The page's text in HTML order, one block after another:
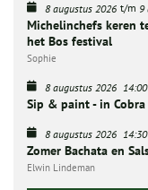
8 augustus 2026 t/m 9
Michelinchefs keren
het Bos festival
Sophie
8 augustus 2026 14:00
Sip & paint - in Cobra
8 augustus 2026 14:30
Zomer Bachata en
Elwin Lindeman